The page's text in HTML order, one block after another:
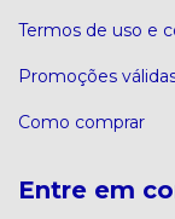
Termos de uso e
Promoções
Como comprar
Entre em